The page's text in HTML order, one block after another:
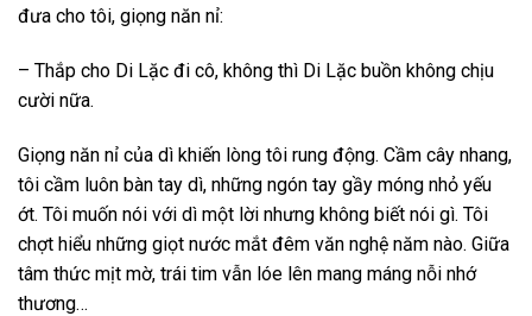
đưa cho tôi, giọng năn nỉ:
– Thắp cho Di Lặc đi cô, không thì Di Lặc buồn không chịu
cười nữa.
Giọng năn nỉ của dì khiến lòng tôi rung động. Cầm cây nhang,
tôi cầm luôn bàn tay dì, những ngón tay gầy móng nhỏ yếu
ớt. Tôi muốn nói với dì một lời nhưng không biết nói gì. Tôi
chợt hiểu những giọt nước mắt đêm văn nghệ năm nào. Giữa
tâm thức mịt mờ, trái tim vẫn lóe lên mang máng nỗi nhớ
thương…